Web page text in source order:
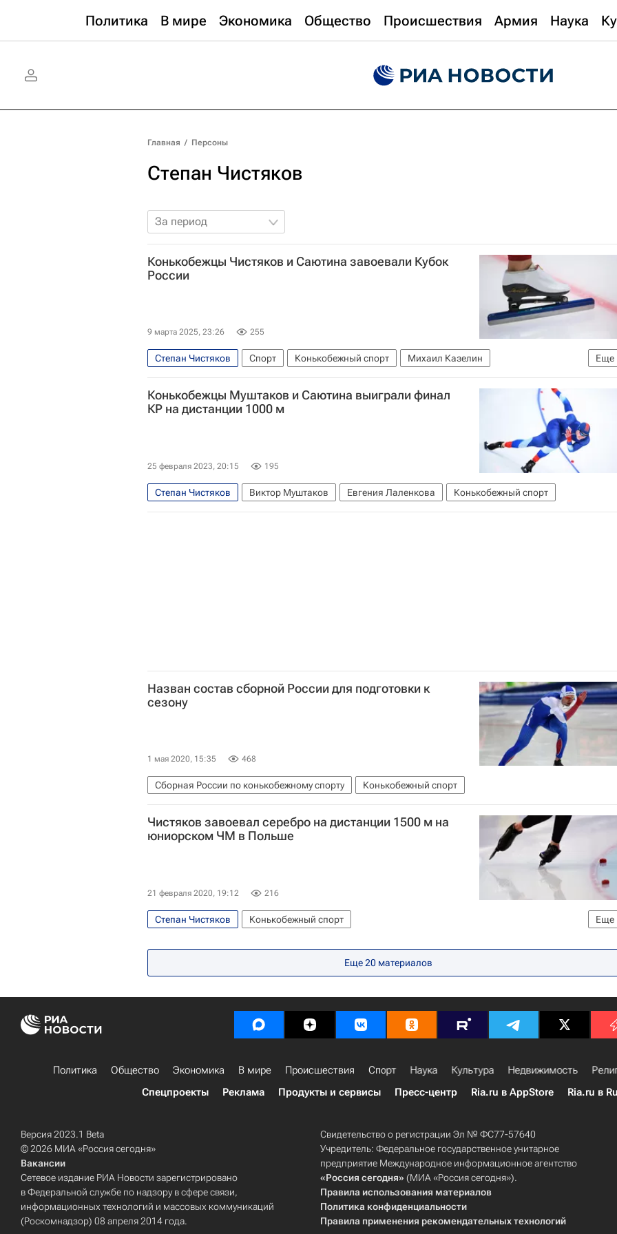
Политика В мире Экономика Общество Происшествия Армия Наука
Главная / Персоны
Степан Чистяков
За период
Конькобежцы Чистяков и Саютина завоевали Кубок
России
9 марта 2025, 23:26 255
Еще
Степан Чистяков Спорт Конькобежный спорт
Михаил Казелин
Виктор Муштаков
Конькобежцы Муштаков и Саютина выиграли финал
КР на дистанции 1000 м
25 февраля 2023, 20:15 195
Степан Чистяков Виктор Муштаков Евгения Лаленкова Конькобежный спорт
Назван состав сборной России для подготовки к
сезону
1 мая 2020, 15:35 468
Сборная России по конькобежному спорту Конькобежный спорт
Чистяков завоевал серебро на дистанции 1500 м на
юниорском ЧМ в Польше
21 февраля 2020, 19:12 216
Еще
Степан Чистяков
Конькобежный спорт
Еще20 материалов
Политика Общество Экономика В мире Происшествия Спорт Наука Культура Недвижимость
Спецпроекты
Реклама Продукты и сервисы Пресс-центр Ria.ru в AppStore Ria.ru в
Версия 2023.1 Beta
© 2026 МИА «Россия сегодня»
Вакансии
Сетевое издание РИА Новости зарегистрировано
в Федеральной службе по надзору в сфере связи,
информационных технологий и массовых коммуникаций
(Роскомнадзор) 08 апреля 2014 года.
Свидетельство о регистрации Эл № ФС77-57640
Учредитель: Федеральное государственное унитарное
предприятие Международное информационное агентство
«Россия сегодня» (МИА «Россия сегодня»).
Правила использования материалов
Политика конфиденциальности
Правила применения рекомендательных технологий